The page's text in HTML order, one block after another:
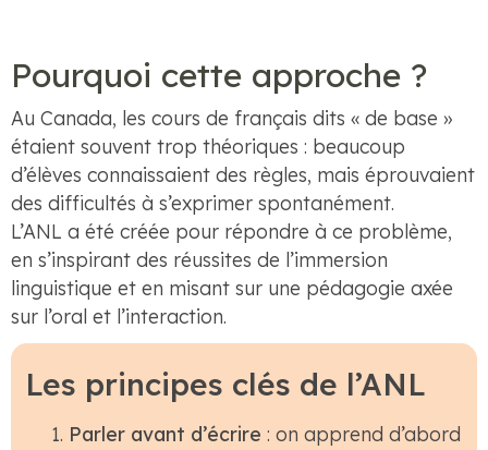
Pourquoi cette approche ?
Au Canada, les cours de français dits « de base »
étaient souvent trop théoriques : beaucoup
d’élèves connaissaient des règles, mais éprouvaient
des difficultés à s’exprimer spontanément.
L’ANL a été créée pour répondre à ce problème,
en s’inspirant des réussites de l’immersion
linguistique et en misant sur une pédagogie axée
sur l’oral et l’interaction.
Les principes clés de l’ANL
Parler avant d’écrire : on apprend d’abord